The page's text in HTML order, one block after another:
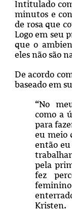
Intitulado
minutos e
de rosa que
Logo em seu
que o
eles não são
De acordo
baseado em
“No
como a
para
eu meio
então
pela
fez
Kristen.